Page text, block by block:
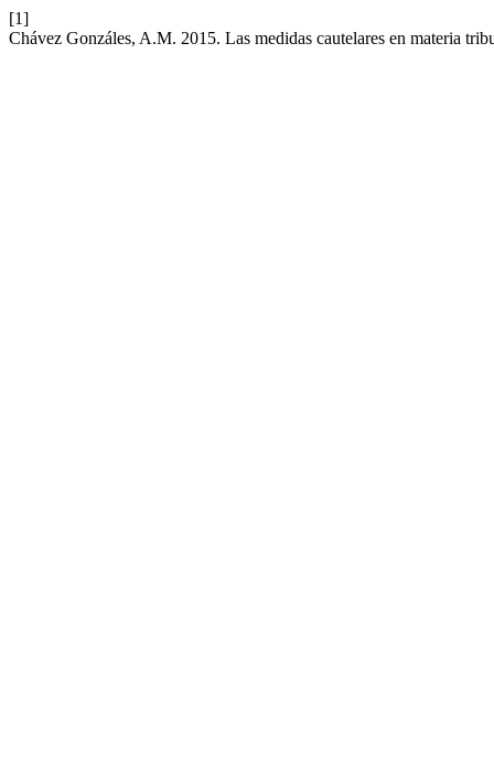
[1]
Chávez Gonzáles, A.M. 2015. Las medidas cautelares en materia